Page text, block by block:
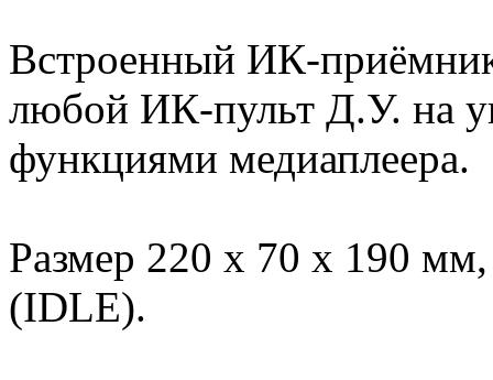
Встроенный ИК-приёмник
любой ИК-пульт Д.У. на
функциями медиаплеера.
Размер 220 x 70 x 190
(IDLE).